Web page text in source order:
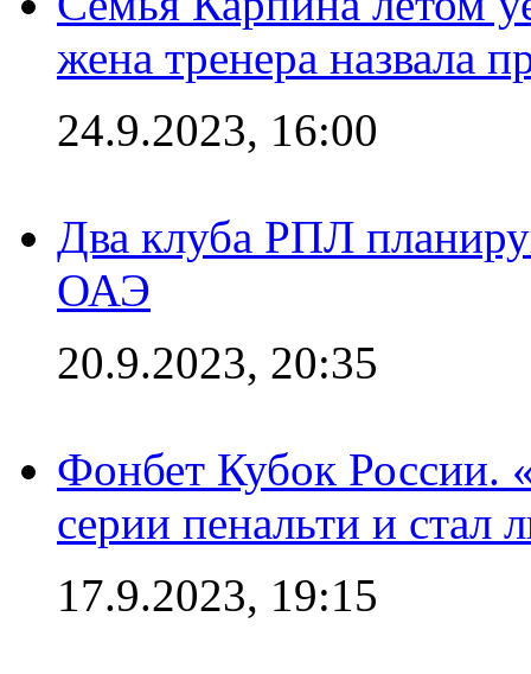
жена тренера назвала
24.9.2023, 16:00
Два клуба РПЛ
ОАЭ
20.9.2023, 20:35
Фонбет Кубок России.
серии пенальти и стал
17.9.2023, 19:15